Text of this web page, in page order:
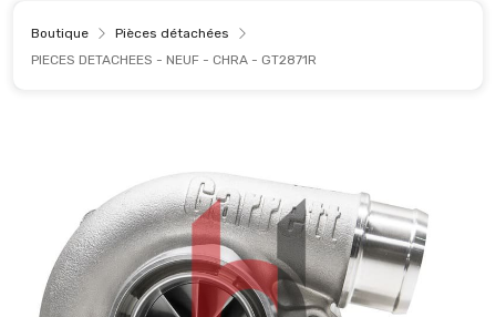
Boutique
Pièces détachées
PIECES DETACHEES - NEUF - CHRA - GT2871R